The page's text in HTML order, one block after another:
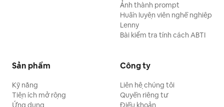
Ảnh thành prompt
Huấn luyện viên nghề nghiệp
Lenny
Bài kiểm tra tính cách ABTI
Sản phẩm
Kỹ năng
Tiện ích mở rộng
Ứng dụng
Công ty
Liên hệ chúng tôi
Quyền riêng tư
Điều khoản